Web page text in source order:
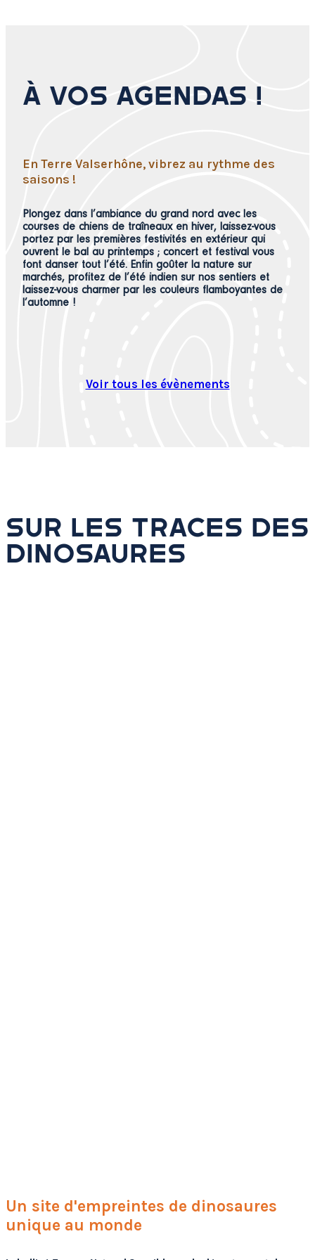
À VOS AGENDAS !
En Terre Valserhône, vibrez au rythme des
saisons !
Plongez dans l’ambiance du grand nord avec les
courses de chiens de traîneaux en hiver, laissez-vous
portez par les premières festivités en extérieur qui
ouvrent le bal au printemps ; concert et festival vous
font danser tout l’été. Enfin goûter la nature sur
marchés, profitez de l’été indien sur nos sentiers et
laissez-vous charmer par les couleurs flamboyantes de
l’automne !
Voir tous les évènements
SUR LES TRACES DES
DINOSAURES
Un site d'empreintes de dinosaures
unique au monde